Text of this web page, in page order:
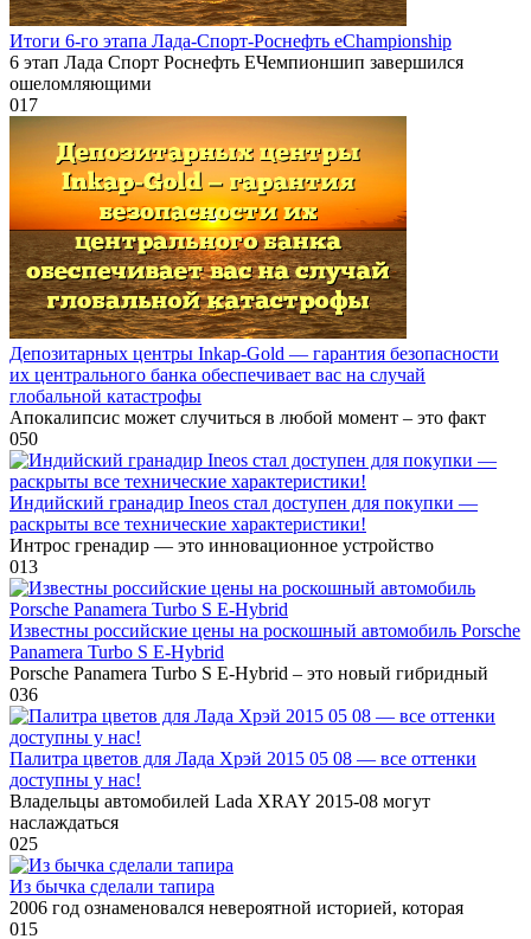
Итоги 6-го этапа Лада-Спорт-Роснефть eChampionship
6 этап Лада Спорт Роснефть ЕЧемпионшип завершился
ошеломляющими
017
Депозитарных центры Inkaр-Gold — гарантия безопасности
их центрального банка обеспечивает вас на случай
глобальной катастрофы
Апокалипсис может случиться в любой момент – это факт
050
Индийский гранадир Ineos стал доступен для покупки —
раскрыты все технические характеристики!
Интрос гренадир — это инновационное устройство
013
Известны российские цены на роскошный автомобиль Porsche
Panamera Turbo S E-Hybrid
Porsche Panamera Turbo S E-Hybrid – это новый гибридный
036
Палитра цветов для Лада Хрэй 2015 05 08 — все оттенки
доступны у нас!
Владельцы автомобилей Lada XRAY 2015-08 могут
наслаждаться
025
Из бычка сделали тапира
2006 год ознаменовался невероятной историей, которая
015